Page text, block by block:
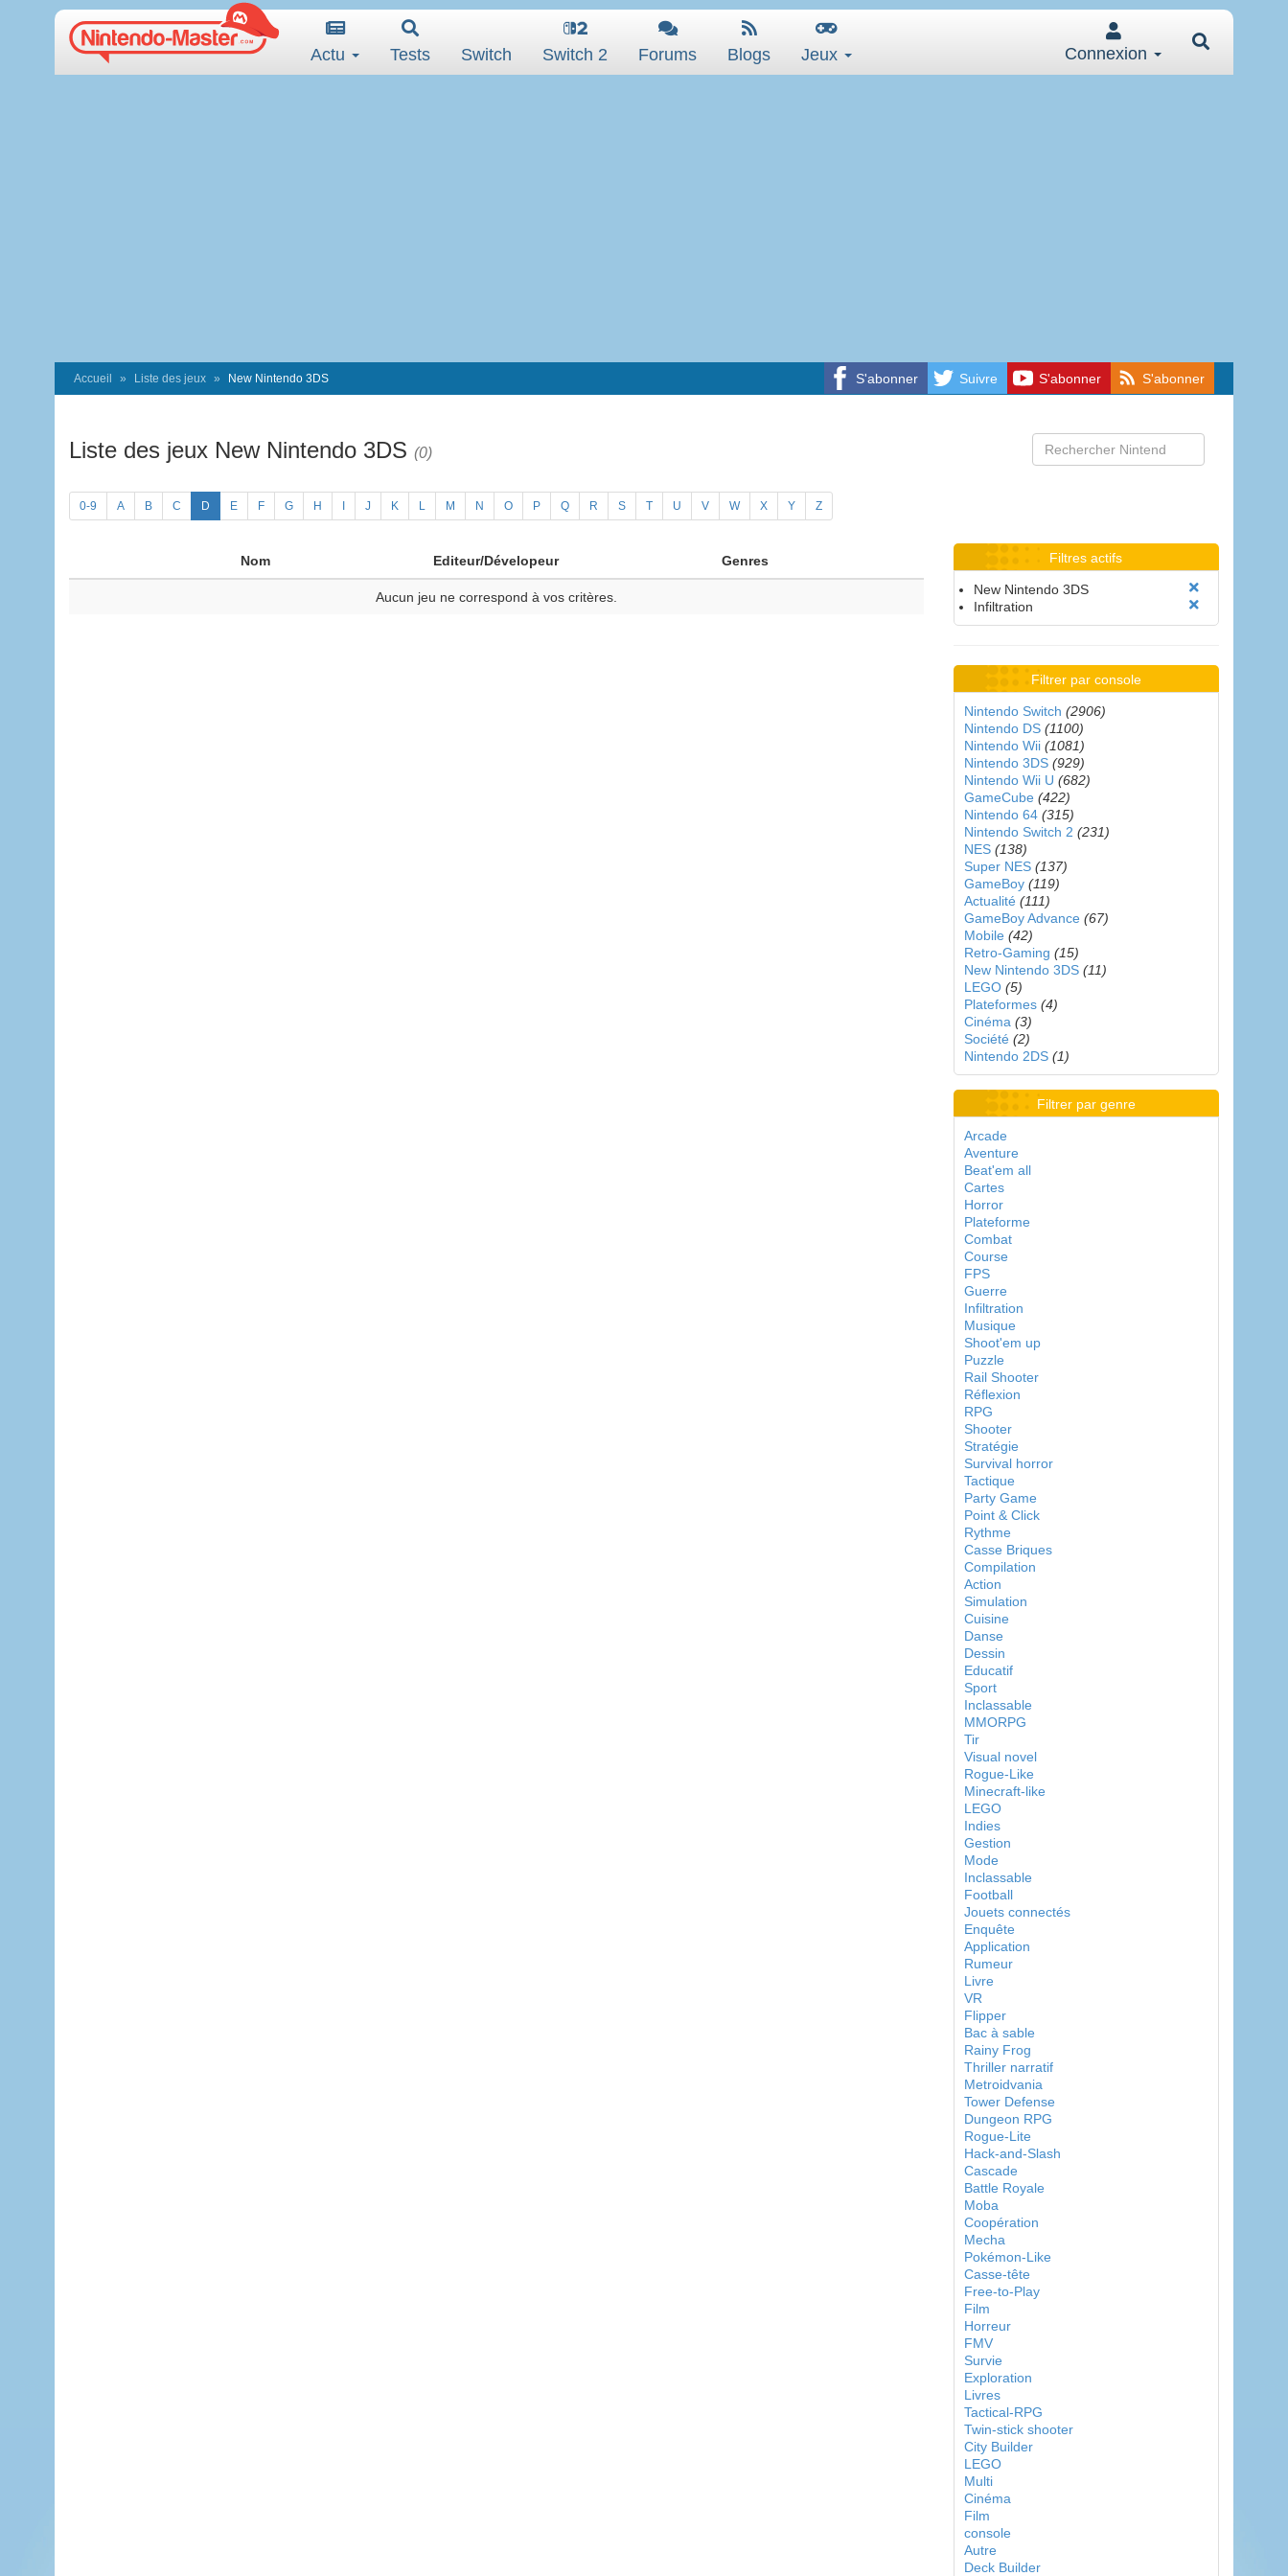
Actu Tests Switch Switch 2 Forums Blogs Jeux Connexion
S'abonner Suivre S'abonner S'abonner
Accueil Liste des jeux New Nintendo 3DS
Liste des jeux New Nintendo 3DS (0)
0-9 A B C D E F G H J K L M N O P Q R S T U V W X Y Z
Nom Editeur/Dévelopeur Genres
Aucun jeu ne correspond à vos critères.
Filtres actifs
New Nintendo 3DS
Infiltration
Filtrer par console
Nintendo Switch (2906)
Nintendo DS (1100)
Nintendo Wii (1081)
Nintendo 3DS (929)
Nintendo Wii U (682)
GameCube (422)
Nintendo 64 (315)
Nintendo Switch 2 (231)
NES (138)
Super NES (137)
GameBoy (119)
Actualité (111)
GameBoy Advance (67)
Mobile (42)
Retro-Gaming (15)
New Nintendo 3DS (11)
LEGO (5)
Plateformes (4)
Cinéma (3)
Société (2)
Nintendo 2DS (1)
Filtrer par genre
Arcade
Aventure
Beat'em all
Cartes
Horror
Plateforme
Combat
Course
FPS
Guerre
Infiltration
Musique
Shoot'em up
Puzzle
Rail Shooter
Réflexion
RPG
Shooter
Stratégie
Survival horror
Tactique
Party Game
Point & Click
Rythme
Casse Briques
Compilation
Action
Simulation
Cuisine
Danse
Dessin
Educatif
Sport
Inclassable
MMORPG
Tir
Visual novel
Rogue-Like
Minecraft-like
LEGO
Indies
Gestion
Mode
Inclassable
Football
Jouets connectés
Enquête
Application
Rumeur
Livre
VR
Flipper
Bac à sable
Rainy Frog
Thriller narratif
Metroidvania
Tower Defense
Dungeon RPG
Rogue-Lite
Hack-and-Slash
Cascade
Battle Royale
Moba
Coopération
Mecha
Pokémon-Like
Casse-tête
Free-to-Play
Film
Horreur
FMV
Survie
Exploration
Livres
Tactical-RPG
Twin-stick shooter
City Builder
LEGO
Multi
Cinéma
Film
console
Autre
Deck Builder